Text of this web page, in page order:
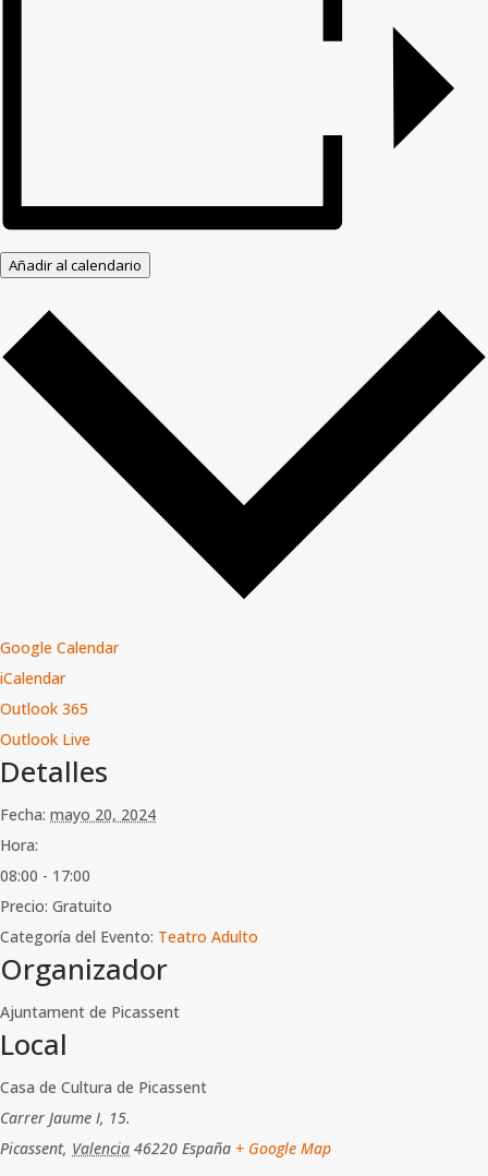
Añadir al calendario
Google Calendar
iCalendar
Outlook 365
Outlook Live
Detalles
Fecha: mayo 20, 2024
Hora:
08:00 - 17:00
Precio: Gratuito
Categoría del Evento: Teatro Adulto
Organizador
Ajuntament de Picassent
Local
Casa de Cultura de Picassent
Carrer Jaume I, 15.
Picassent, Valencia 46220 España + Google Map